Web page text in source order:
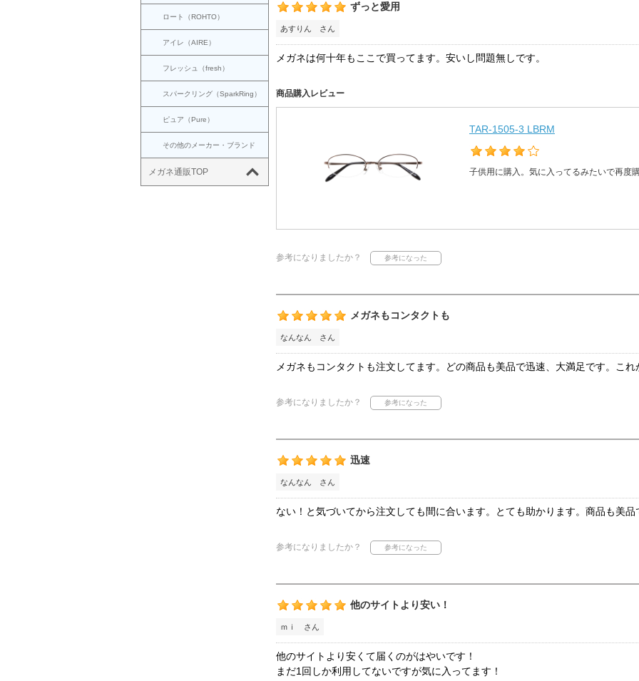
ロート（ROHTO）
アイレ（AIRE）
フレッシュ（fresh）
スパークリング（SparkRing）
ピュア（Pure）
その他のメーカー・ブランド
メガネ通販TOP
ずっと愛用
あすりん さん
メガネは何十年もここで買ってます。安いし問題無しです。
商品購入レビュー
TAR-1505-3 LBRM
子供用に購入。気に入ってるみたいで再度
参考になりましたか？
メガネもコンタクトも
なんなん さん
メガネもコンタクトも注文してます。どの商品も美品で迅速、大満足です。これ
参考になりましたか？
迅速
なんなん さん
ない！と気づいてから注文しても間に合います。とても助かります。商品も美品
参考になりましたか？
他のサイトより安い！
ｍｉ さん
他のサイトより安くて届くのがはやいです！
まだ1回しか利用してないですが気に入ってます！